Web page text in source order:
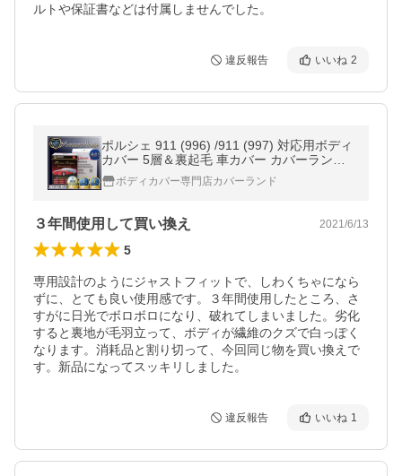
ルトや保証書などは付属しませんでした。
違反報告 いいね 2
ポルシェ 911 (996) /911 (997) 対応用ボディ
カバー 5層＆裏起毛 車カバー カバーランド
カバーライト プレミアム プレステージ 爆買
ボディカバー専門店カバーランド
３年間使用して買い換え 2021/6/13
5
専用設計のようにジャストフィットで、しわくちゃになら
ずに、とても良い使用感です。３年間使用したところ、さ
すがに日光でボロボロになり、破れてしまいました。劣化
すると裏地が毛羽立って、ボディが繊維のクズで白っぽく
なります。消耗品と割り切って、今回同じ物を買い換えで
す。新品になってスッキリしました。
違反報告 いいね 1